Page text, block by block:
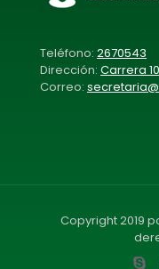
Teléfono: 2670543
Dirección: Carrera
Correo:
Copyright 2019